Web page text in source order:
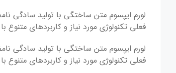
لورم ایپسوم متن ساختگی با تولید سادگی
فعلی تکنولوژی مورد نیاز و کاربردهای
لورم ایپسوم متن ساختگی با تولید سادگی
فعلی تکنولوژی مورد نیاز و کاربردهای